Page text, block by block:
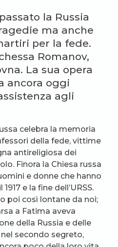
la Russia
ma anche
per la fede.
Romanov,
La sua opera
ancora oggi
agli
celebra la memoria
della fede, vittime
antireligiosa dei
Finora la Chiesa russa
e donne che hanno
e la fine dell’URSS.
poi così lontane da noi;
a Fatima aveva
della Russia e delle
secondo segreto,